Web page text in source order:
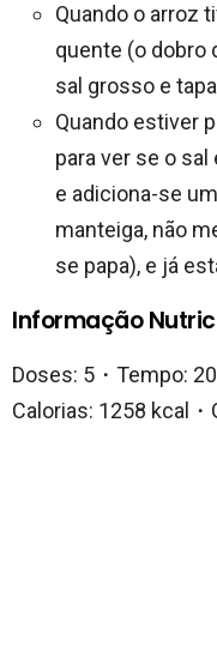
Quando o arroz
quente (o dobro
sal grosso e
Quando estiver
para ver se o
e adiciona-se
manteiga, não
se papa), e já
Informação
Doses: 5・Tempo:
Calorias: 1258 kcal